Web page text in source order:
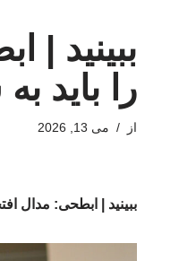
ببینید |
را باید
از می 13, 2026
ببینید | ابطحی: مدال